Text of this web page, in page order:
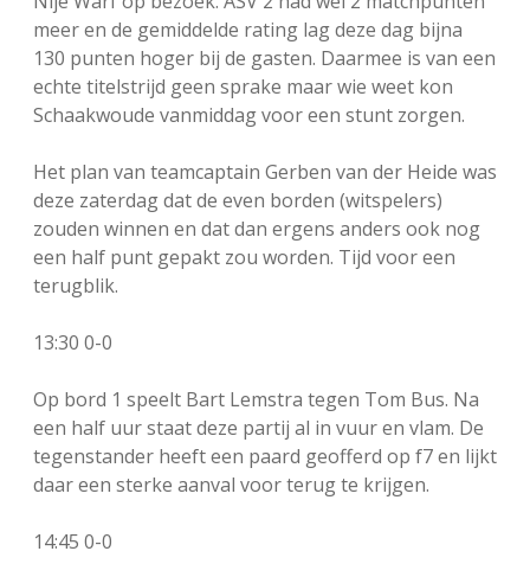
meer en de gemiddelde rating lag deze dag bijna
130 punten hoger bij de gasten. Daarmee is van een
echte titelstrijd geen sprake maar wie weet kon
Schaakwoude vanmiddag voor een stunt zorgen.
Het plan van teamcaptain Gerben van der Heide was
deze zaterdag dat de even borden (witspelers)
zouden winnen en dat dan ergens anders ook nog
een half punt gepakt zou worden. Tijd voor een
terugblik.
13:30 0-0
Op bord 1 speelt Bart Lemstra tegen Tom Bus. Na
een half uur staat deze partij al in vuur en vlam. De
tegenstander heeft een paard geofferd op f7 en lijkt
daar een sterke aanval voor terug te krijgen.
14:45 0-0